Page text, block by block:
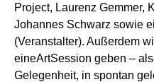
Project, Laurenz Gemmer,
Johannes Schwarz sowie
(Veranstalter). Außerdem
eineArtSession geben –
Gelegenheit, in spontan